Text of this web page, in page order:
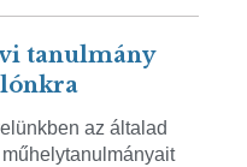
tanulmány
az általad